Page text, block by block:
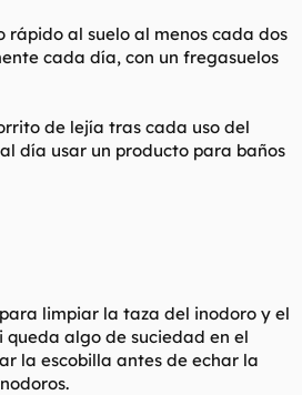
al suelo al menos cada dos
cada día, con un fregasuelos
de lejía tras cada uso del
día usar un producto para baños
limpiar la taza del inodoro y el
queda algo de suciedad en el
la escobilla antes de echar la